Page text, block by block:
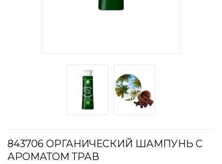
843706 ОРГАНИЧЕСКИЙ ШАМПУНЬ С
АРОМАТОМ ТРАВ